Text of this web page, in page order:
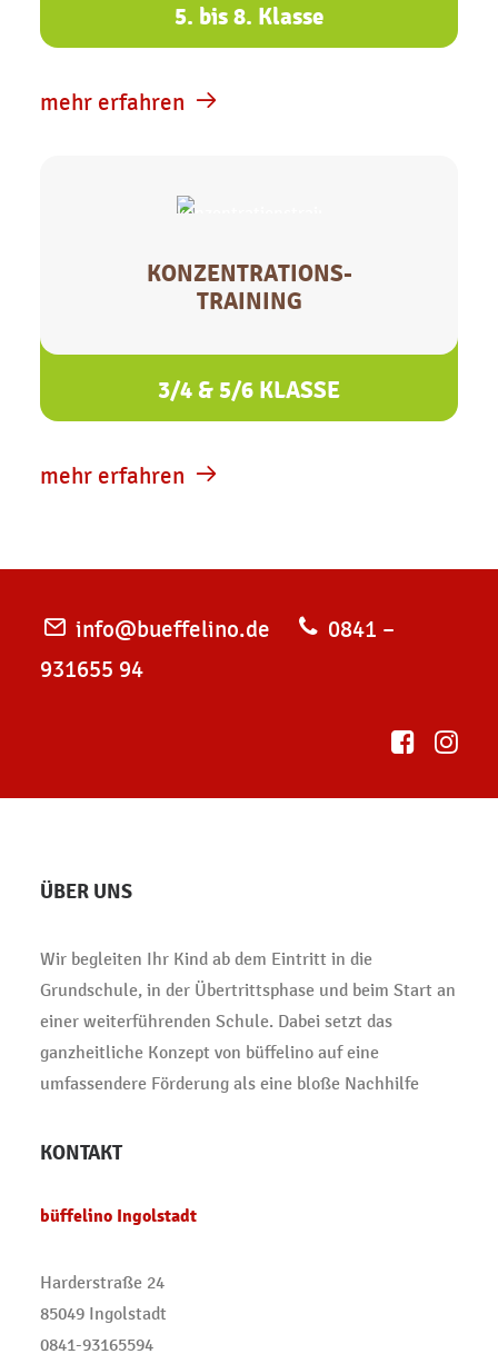
5. bis 8. Klasse
mehr erfahren
KONZENTRATIONS-
TRAINING
3/4 & 5/6 KLASSE
mehr erfahren
info@bueffelino.de
0841 –
931655 94
ÜBER UNS
Wir begleiten Ihr Kind ab dem Eintritt in die
Grundschule, in der Übertrittsphase und beim Start an
einer weiterführenden Schule. Dabei setzt das
ganzheitliche Konzept von büffelino auf eine
umfassendere Förderung als eine bloße Nachhilfe
KONTAKT
büffelino Ingolstadt
Harderstraße 24
85049 Ingolstadt
0841-93165594